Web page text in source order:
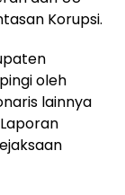
Korupsi.
oleh
lainnya